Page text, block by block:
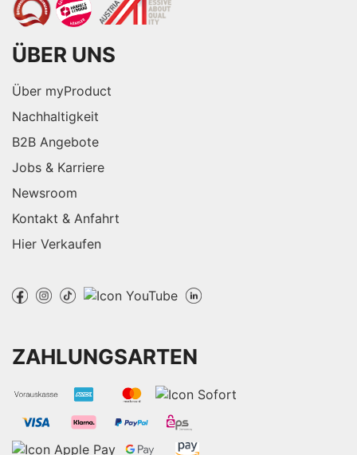
ÜBER UNS
Über myProduct
Nachhaltigkeit
B2B Angebote
Jobs & Karriere
Newsroom
Kontakt & Anfahrt
Hier Verkaufen
ZAHLUNGSARTEN